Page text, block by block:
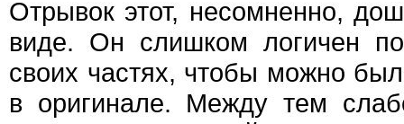
Отрывок этот, несомненно,
виде. Он слишком логичен
своих частях, чтобы можно
в оригинале. Между тем